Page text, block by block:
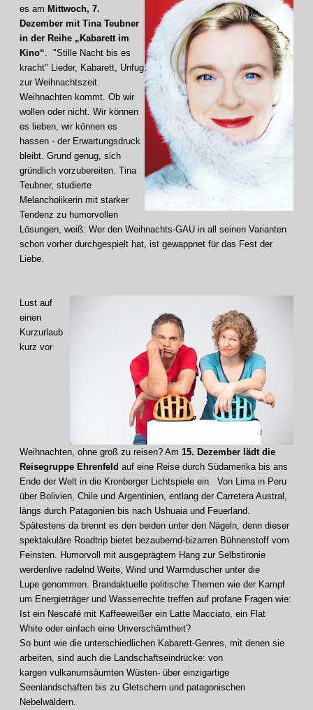
es am Mittwoch, 7.
Dezember mit Tina Teubner
in der Reihe „Kabarett im
Kino“. "Stille Nacht bis es
kracht" Lieder, Kabarett, Unfug
zur Weihnachtszeit.
Weihnachten kommt. Ob wir
wollen oder nicht. Wir können
es lieben, wir können es
hassen - der Erwartungsdruck
bleibt. Grund genug, sich
gründlich vorzubereiten. Tina
Teubner, studierte
Melancholikerin mit starker
Tendenz zu humorvollen
Lösungen, weiß: Wer den Weihnachts-GAU in all seinen Varianten
schon vorher durchgespielt hat, ist gewappnet für das Fest der
Liebe.
Lust auf
einen
Kurzurlaub
kurz vor
Weihnachten, ohne groß zu reisen? Am 15. Dezember lädt die
Reisegruppe Ehrenfeld auf eine Reise durch Südamerika bis ans
Ende der Welt in die Kronberger Lichtspiele ein. Von Lima in Peru
über Bolivien, Chile und Argentinien, entlang der Carretera Austral,
längs durch Patagonien bis nach Ushuaia und Feuerland.
Spätestens da brennt es den beiden unter den Nägeln, denn dieser
spektakuläre Roadtrip bietet bezaubernd-bizarren Bühnenstoff vom
Feinsten. Humorvoll mit ausgeprägtem Hang zur Selbstironie
werdenlive radelnd Weite, Wind und Warmduscher unter die
Lupe genommen. Brandaktuelle politische Themen wie der Kampf
um Energieträger und Wasserrechte treffen auf profane Fragen wie:
Ist ein Nescafé mit Kaffeeweißer ein Latte Macciato, ein Flat
White oder einfach eine Unverschämtheit?
So bunt wie die unterschiedlichen Kabarett-Genres, mit denen sie
arbeiten, sind auch die Landschaftseindrücke: von
kargen vulkanumsäumten Wüsten- über einzigartige
Seenlandschaften bis zu Gletschern und patagonischen
Nebelwäldern.